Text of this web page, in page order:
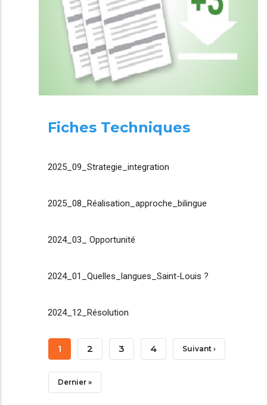
Fiches Techniques
2025_09_Strategie_integration
2025_08_Réalisation_approche_bilingue
2024_03_ Opportunité
2024_01_Quelles_langues_Saint-Louis ?
2024_12_Résolution
Pagination
Page
Courante
1 Page
2 Page
3 Page
4 Page
Suivant ›
Dernière
Dernier »